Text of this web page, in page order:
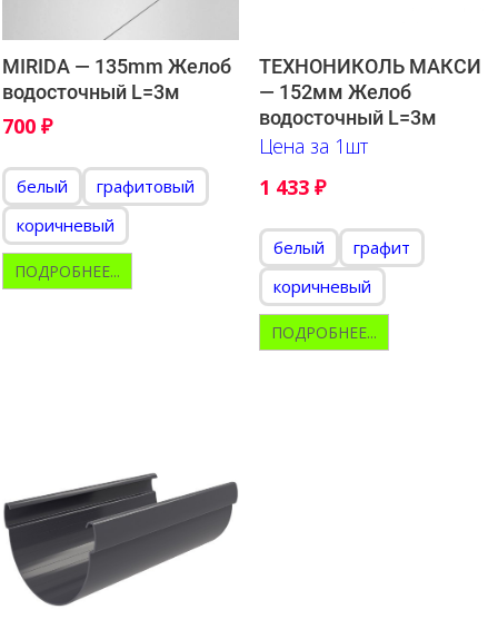
MIRIDA — 135mm Желоб
водосточный L=3м
700 ₽
белый
графитовый
коричневый
ПОДРОБНЕЕ...
ТЕХНОНИКОЛЬ МАКСИ
— 152мм Желоб
водосточный L=3м
Цена за 1шт
1 433 ₽
белый
графит
коричневый
ПОДРОБНЕЕ...